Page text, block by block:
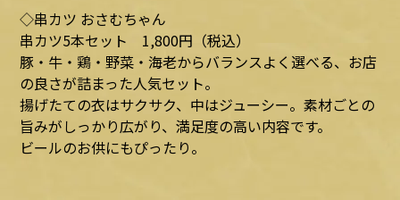
◇串カツ おさむちゃん
串カツ5本セット 1,800円（税込）
豚・牛・鶏・野菜・海老からバランスよく選べる、お店
の良さが詰まった人気セット。
揚げたての衣はサクサク、中はジューシー。素材ごとの
旨みがしっかり広がり、満足度の高い内容です。
ビールのお供にもぴったり。